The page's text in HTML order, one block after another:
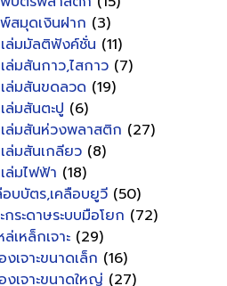
สมุดเงินฝาก (3)
เล่มมัลติฟังค์ชั่น (11)
ล่มสันกาว,ไสกาว (7)
เล่มสันขดลวด (19)
ล่มสันตะปู (6)
เล่มสันห่วงพลาสติก (27)
ล่มสันเกลียว (8)
ล่มไฟฟ้า (18)
อบบัตร,เคลือบยูวี (50)
กระดาษระบบมือโยก (72)
ล่เหล็กเจาะ (29)
งเจาะขนาดเล็ก (16)
งเจาะขนาดใหญ่ (27)